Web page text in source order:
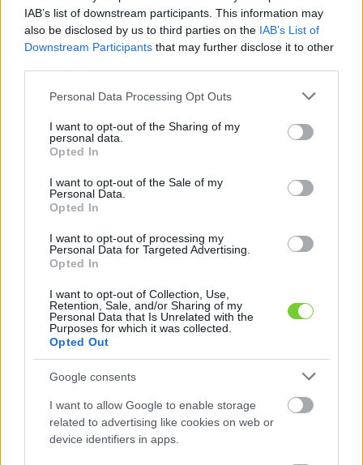
IAB’s list of downstream participants. This information may
also be disclosed by us to third parties on the IAB’s List of
Downstream Participants that may further disclose it to other
Please note that this website/app uses one or more Google
not limited to your visit or usage behaviour. You may click to
grant or deny consent to Google and its third-party tags to
use your data for below specified purposes in below Google
consent section.
Personal Data Processing Opt Outs
I want to opt-out of the Sharing of my
personal data.
Opted In
I want to opt-out of the Sale of my
Personal Data.
Opted In
I want to opt-out of processing my
Personal Data for Targeted Advertising.
Opted In
I want to opt-out of Collection, Use,
Retention, Sale, and/or Sharing of my
Personal Data that Is Unrelated with the
Purposes for which it was collected.
Opted Out
Google consents
I want to allow Google to enable storage
related to advertising like cookies on web or
device identifiers in apps.
Felhasználónév
Jelszó
Elfelejtette jelszavát?
Bejelentkezés
faiskola.hu
Kertészeti, kerti termékek és szolgáltatások térképes
KERTÉSZ ÉS KERTÉSZET REGISZTRÁCIÓ
Ráncoslevelű bangita
(Viburnum
rhytidophyllum